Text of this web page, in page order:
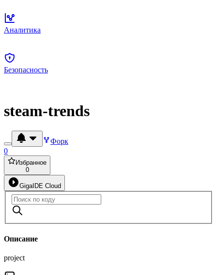
Аналитика
Безопасность
steam-trends
Форк
0
Избранное
0
GigaIDE Cloud
Описание
project